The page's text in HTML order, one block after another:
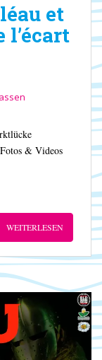
et
& Videos
WEITERLESEN